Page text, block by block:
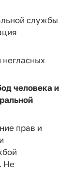
службы
негласных
человека и
прав и
Не